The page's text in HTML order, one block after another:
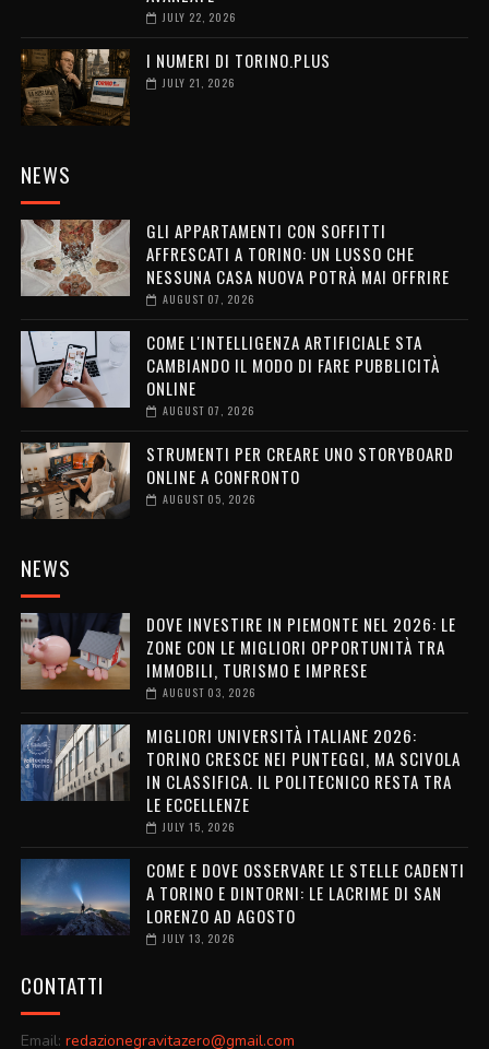
JULY 22, 2026
I NUMERI DI TORINO.PLUS
JULY 21, 2026
NEWS
GLI APPARTAMENTI CON SOFFITTI
AFFRESCATI A TORINO: UN LUSSO CHE
NESSUNA CASA NUOVA POTRÀ MAI OFFRIRE
AUGUST 07, 2026
COME L'INTELLIGENZA ARTIFICIALE STA
CAMBIANDO IL MODO DI FARE PUBBLICITÀ
ONLINE
AUGUST 07, 2026
STRUMENTI PER CREARE UNO STORYBOARD
ONLINE A CONFRONTO
AUGUST 05, 2026
NEWS
DOVE INVESTIRE IN PIEMONTE NEL 2026: LE
ZONE CON LE MIGLIORI OPPORTUNITÀ TRA
IMMOBILI, TURISMO E IMPRESE
AUGUST 03, 2026
MIGLIORI UNIVERSITÀ ITALIANE 2026:
TORINO CRESCE NEI PUNTEGGI, MA SCIVOLA
IN CLASSIFICA. IL POLITECNICO RESTA TRA
LE ECCELLENZE
JULY 15, 2026
COME E DOVE OSSERVARE LE STELLE CADENTI
A TORINO E DINTORNI: LE LACRIME DI SAN
LORENZO AD AGOSTO
JULY 13, 2026
CONTATTI
Email: redazionegravitazero@gmail.com